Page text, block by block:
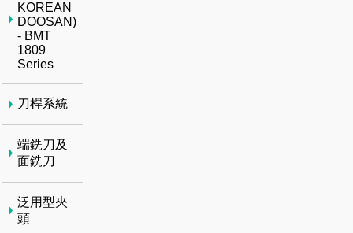
KOREAN
DOOSAN)
- BMT
1809
Series
刀桿系統
端銑刀及
面銑刀
泛用型夾
頭